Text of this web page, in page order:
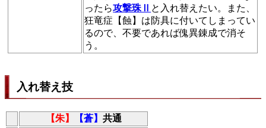
ったら攻撃珠Ⅱ
と入れ替えたい。また、
狂竜症【蝕】は防具に付いてしまってい
るので、不要であれば傀異錬成で消そ
う。
入れ替え技
【朱】 【蒼】 共通